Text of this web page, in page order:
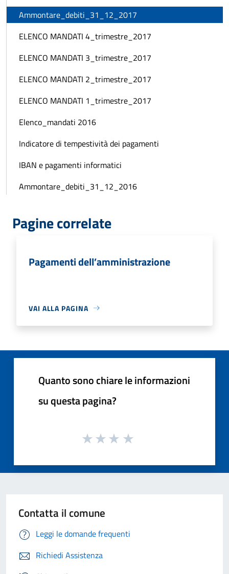
Ammontare_debiti_31_12_2017
ELENCO MANDATI 4_trimestre_2017
ELENCO MANDATI 3_trimestre_2017
ELENCO MANDATI 2_trimestre_2017
ELENCO MANDATI 1_trimestre_2017
Elenco_mandati 2016
Indicatore di tempestività dei pagamenti
IBAN e pagamenti informatici
Ammontare_debiti_31_12_2016
Pagine correlate
Pagamenti dell’amministrazione
VAI ALLA PAGINA
Quanto sono chiare le informazioni
su questa pagina?
Contatta il comune
Leggi le domande frequenti
Richiedi Assistenza